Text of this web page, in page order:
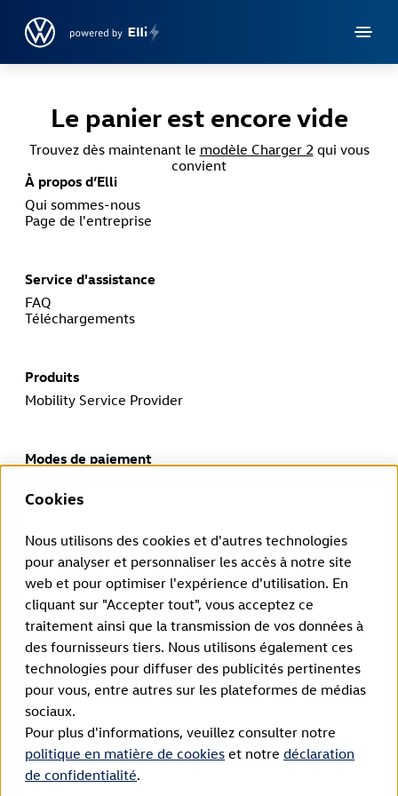
Le panier est encore vide
Trouvez dès maintenant le modèle Charger 2qui vous
convient
À propos d’Elli
Qui sommes-nous
Page de l'entreprise
Service d'assistance
FAQ
Téléchargements
Produits
Mobility Service Provider
Modes de paiement
Tu peux demander la rétractation de ton contrat ici, dans le
délai prévu par la loi.
Rétractation du contrat
Mentions légales
Déclaration de confidentialité
Conditions générales
Enregistrement WEEE
Politique d’utilisation des cookies
Cookies
Nous utilisons des cookies et d'autres technologies
pour analyser et personnaliser les accès à notre site
web et pour optimiser l'expérience d'utilisation. En
cliquant sur "Accepter tout", vous acceptez ce
traitement ainsi que la transmission de vos données à
des fournisseurs tiers. Nous utilisons également ces
technologies pour diffuser des publicités pertinentes
pour vous, entre autres sur les plateformes de médias
sociaux.
Pour plus d'informations, veuillez consulter notre
politique en matière de cookies et notredéclaration
de confidentialité.